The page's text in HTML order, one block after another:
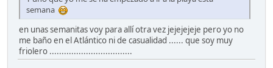
semana
en unas semanitas voy para allí otra vez jejejejeje pero yo no
me baño en el Atlántico ni de casualidad ...... que soy muy
friolero ..................................